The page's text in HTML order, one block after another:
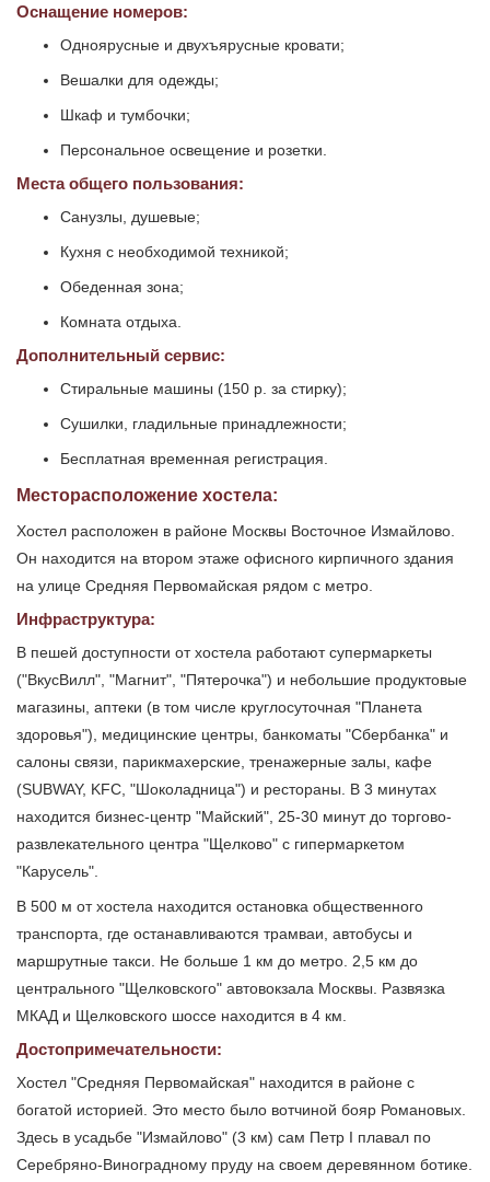
Оснащение номеров:
Одноярусные и двухъярусные кровати;
Вешалки для одежды;
Шкаф и тумбочки;
Персональное освещение и розетки.
Места общего пользования:
Санузлы, душевые;
Кухня с необходимой техникой;
Обеденная зона;
Комната отдыха.
Дополнительный сервис:
Стиральные машины (150 р. за стирку);
Сушилки, гладильные принадлежности;
Бесплатная временная регистрация.
Месторасположение хостела:
Хостел расположен в районе Москвы Восточное Измайлово.
Он находится на втором этаже офисного кирпичного здания
на улице Средняя Первомайская рядом с метро.
Инфраструктура:
В пешей доступности от хостела работают супермаркеты
("ВкусВилл", "Магнит", "Пятерочка") и небольшие продуктовые
магазины, аптеки (в том числе круглосуточная "Планета
здоровья"), медицинские центры, банкоматы "Сбербанка" и
салоны связи, парикмахерские, тренажерные залы, кафе
(SUBWAY, KFC, "Шоколадница") и рестораны. В 3 минутах
находится бизнес-центр "Майский", 25-30 минут до торгово-
развлекательного центра "Щелково" с гипермаркетом
"Карусель".
В 500 м от хостела находится остановка общественного
транспорта, где останавливаются трамваи, автобусы и
маршрутные такси. Не больше 1 км до метро. 2,5 км до
центрального "Щелковского" автовокзала Москвы. Развязка
МКАД и Щелковского шоссе находится в 4 км.
Достопримечательности:
Хостел "Средняя Первомайская" находится в районе с
богатой историей. Это место было вотчиной бояр Романовых.
Здесь в усадьбе "Измайлово" (3 км) сам Петр I плавал по
Серебряно-Виноградному пруду на своем деревянном ботике.